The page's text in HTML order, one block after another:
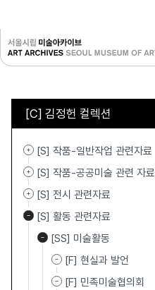
[C] 김정헌 컬렉션
[S] 작품-일반작업 관련자료
[S] 작품-공공미술 관련 자료
[S] 전시 관련자료
[S] 활동 관련자료
[SS] 미술활동
[F] 현실과 발언
[F] 민족미술협의회